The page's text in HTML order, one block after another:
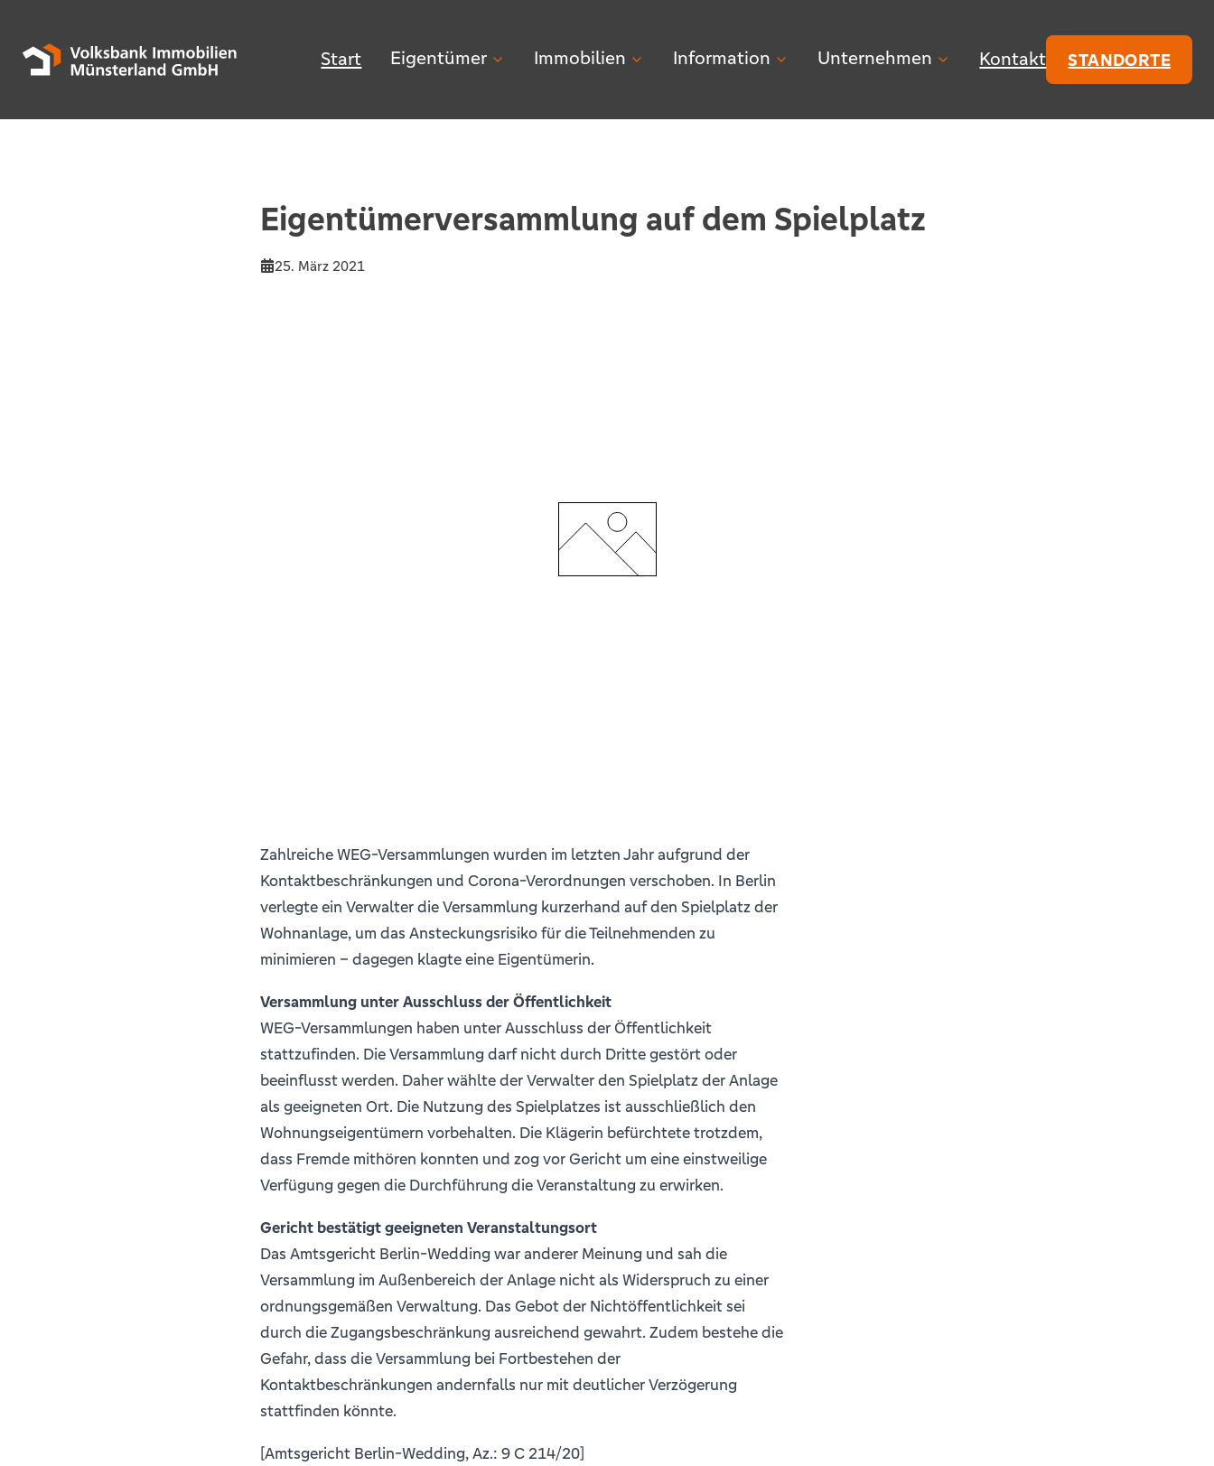
Start Eigentümer Immobilien Information Unternehmen Kontakt STANDORTE
Eigentümerversammlung auf dem Spielplatz
25. März 2021
Zahlreiche WEG-Versammlungen wurden im letzten Jahr aufgrund der
Kontaktbeschränkungen und Corona-Verordnungen verschoben. In Berlin
verlegte ein Verwalter die Versammlung kurzerhand auf den Spielplatz der
Wohnanlage, um das Ansteckungsrisiko für die Teilnehmenden zu
minimieren – dagegen klagte eine Eigentümerin.
Versammlung unter Ausschluss der Öffentlichkeit
WEG-Versammlungen haben unter Ausschluss der Öffentlichkeit
stattzufinden. Die Versammlung darf nicht durch Dritte gestört oder
beeinflusst werden. Daher wählte der Verwalter den Spielplatz der Anlage
als geeigneten Ort. Die Nutzung des Spielplatzes ist ausschließlich den
Wohnungseigentümern vorbehalten. Die Klägerin befürchtete trotzdem,
dass Fremde mithören konnten und zog vor Gericht um eine einstweilige
Verfügung gegen die Durchführung die Veranstaltung zu erwirken.
Gericht bestätigt geeigneten Veranstaltungsort
Das Amtsgericht Berlin-Wedding war anderer Meinung und sah die
Versammlung im Außenbereich der Anlage nicht als Widerspruch zu einer
ordnungsgemäßen Verwaltung. Das Gebot der Nichtöffentlichkeit sei
durch die Zugangsbeschränkung ausreichend gewahrt. Zudem bestehe die
Gefahr, dass die Versammlung bei Fortbestehen der
Kontaktbeschränkungen andernfalls nur mit deutlicher Verzögerung
stattfinden könnte.
[Amtsgericht Berlin-Wedding, Az.: 9 C 214/20]